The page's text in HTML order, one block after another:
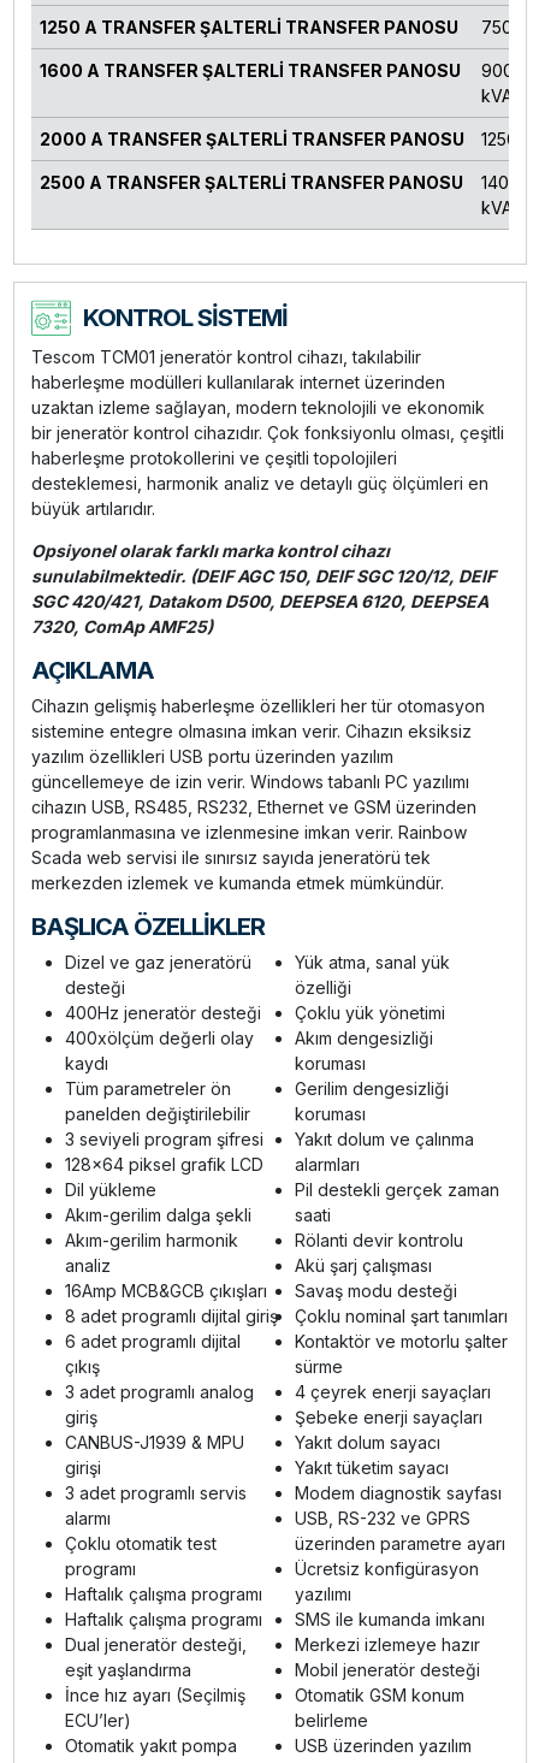
1250 A TRANSFER ŞALTERLİ TRANSFER PANOSU 750-
1600 A TRANSFER ŞALTERLİ TRANSFER PANOSU
900-
kVA
2000 A TRANSFER ŞALTERLİ TRANSFER PANOSU 1250
2500 A TRANSFER ŞALTERLİ TRANSFER PANOSU
1400-
kVA
KONTROL SİSTEMİ
Tescom TCM01 jeneratör kontrol cihazı, takılabilir
haberleşme modülleri kullanılarak internet üzerinden
uzaktan izleme sağlayan, modern teknolojili ve ekonomik
bir jeneratör kontrol cihazıdır. Çok fonksiyonlu olması, çeşitli
haberleşme protokollerini ve çeşitli topolojileri
desteklemesi, harmonik analiz ve detaylı güç ölçümleri en
büyük artılarıdır.
Opsiyonel olarak farklı marka kontrol cihazı
sunulabilmektedir. (DEIF AGC 150, DEIF SGC 120/12, DEIF
SGC 420/421, Datakom D500, DEEPSEA 6120, DEEPSEA
7320, ComAp AMF25)
AÇIKLAMA
Cihazın gelişmiş haberleşme özellikleri her tür otomasyon
sistemine entegre olmasına imkan verir. Cihazın eksiksiz
yazılım özellikleri USB portu üzerinden yazılım
güncellemeye de izin verir. Windows tabanlı PC yazılımı
cihazın USB, RS485, RS232, Ethernet ve GSM üzerinden
programlanmasına ve izlenmesine imkan verir. Rainbow
Scada web servisi ile sınırsız sayıda jeneratörü tek
merkezden izlemek ve kumanda etmek mümkündür.
BAŞLICA ÖZELLİKLER
Dizel ve gaz jeneratörü
desteği
400Hz jeneratör desteği
400xölçüm değerli olay
kaydı
Tüm parametreler ön
panelden değiştirilebilir
3 seviyeli program şifresi
128x64 piksel grafik LCD
Dil yükleme
Akım-gerilim dalga şekli
Akım-gerilim harmonik
analiz
16Amp MCB&GCB çıkışları
8 adet programlı dijital giriş
6 adet programlı dijital
çıkış
3 adet programlı analog
giriş
CANBUS-J1939 & MPU
girişi
3 adet programlı servis
alarmı
Çoklu otomatik test
programı
Haftalık çalışma programı
Haftalık çalışma programı
Dual jeneratör desteği,
eşit yaşlandırma
İnce hız ayarı (Seçilmiş
ECU’ler)
Otomatik yakıt pompa
Yük atma, sanal yük
özelliği
Çoklu yük yönetimi
Akım dengesizliği
koruması
Gerilim dengesizliği
koruması
Yakıt dolum ve çalınma
alarmları
Pil destekli gerçek zaman
saati
Rölanti devir kontrolu
Akü şarj çalışması
Savaş modu desteği
Çoklu nominal şart tanımları
Kontaktör ve motorlu şalter
sürme
4 çeyrek enerji sayaçları
Şebeke enerji sayaçları
Yakıt dolum sayacı
Yakıt tüketim sayacı
Modem diagnostik sayfası
USB, RS-232 ve GPRS
üzerinden parametre ayarı
Ücretsiz konfigürasyon
yazılımı
SMS ile kumanda imkanı
Merkezi izlemeye hazır
Mobil jeneratör desteği
Otomatik GSM konum
belirleme
USB üzerinden yazılım